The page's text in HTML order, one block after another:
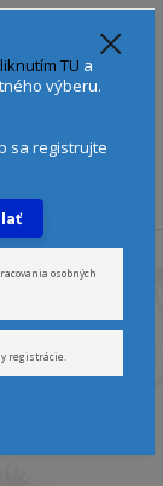
EUR
TU a
výberu.
sa registrujte
osobných
registrácie.